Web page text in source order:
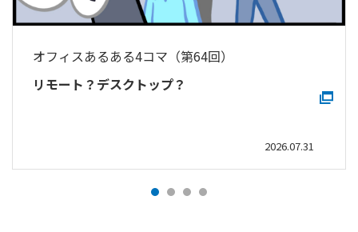
オフィスあるある4コマ（第64回）
リモート？デスクトップ？
2026.07.31